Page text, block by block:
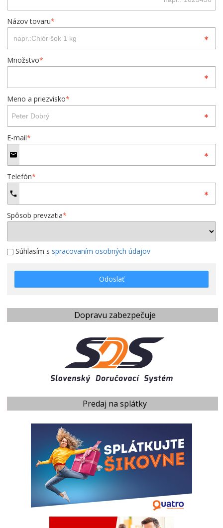
Názov tovaru*
Množstvo*
Meno a priezvisko*
E-mail*
Telefón*
Spôsob prevzatia*
Súhlasím s spracovaním osobných údajov
Odoslať
Dopravu zabezpečuje
Predaj na splátky